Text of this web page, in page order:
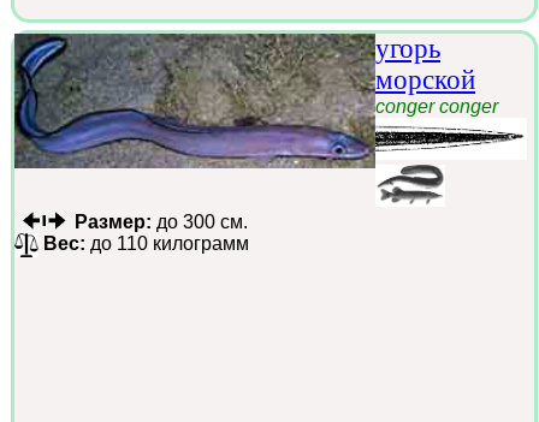
угорь
морской
conger conger
Размер: до 300 см.
Вес: до 110 килограмм